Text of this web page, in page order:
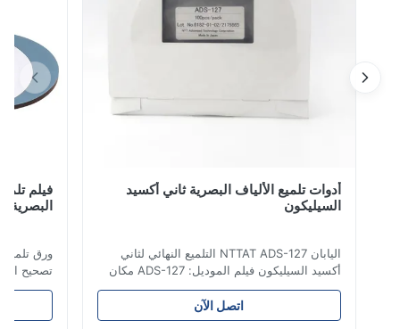
أدوات تلميع الألياف البصرية ثاني أكسيد
السيليكون
اليابان NTTAT ADS-127 التلميع النهائي لثاني
أكسيد السيليكون فيلم الموديل: ADS-127 مكان
المنشأ:اليابان تفصيل سريع ● رش الجسيمات
بالتساوي على السطح المطلي ● كثافة ومرونة
جيدة ، ومناسبة للتلميع على جوانب مختلفة ●
اتصل الآن
فيلم تلميع
البصرية اللف
ورق تلميع
تصحيح الألياف
المنتج